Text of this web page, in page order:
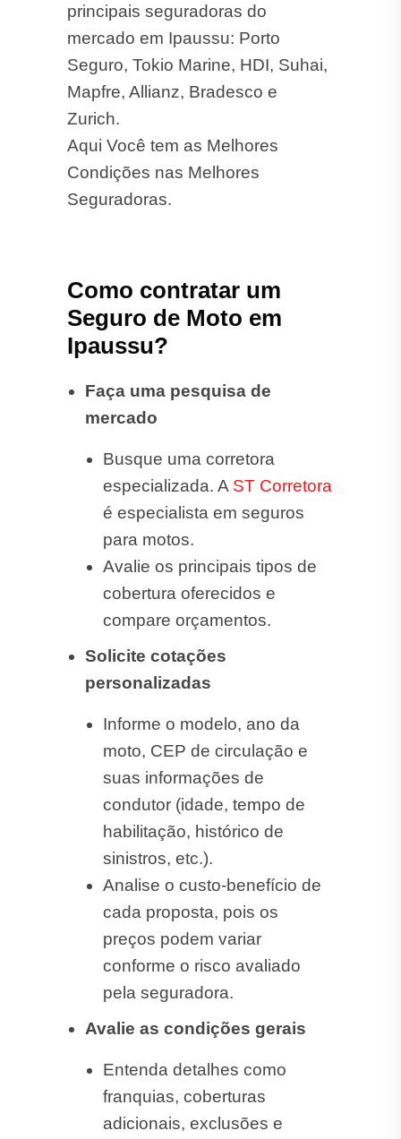
principais seguradoras do
mercado em Ipaussu: Porto
Seguro, Tokio Marine, HDI, Suhai,
Mapfre, Allianz, Bradesco e
Zurich.
Aqui Você tem as Melhores
Condições nas Melhores
Seguradoras.
Como contratar um
Seguro de Moto em
Ipaussu?
Faça uma pesquisa de
mercado
Busque uma corretora
especializada. A ST Corretora
é especialista em seguros
para motos.
Avalie os principais tipos de
cobertura oferecidos e
compare orçamentos.
Solicite cotações
personalizadas
Informe o modelo, ano da
moto, CEP de circulação e
suas informações de
condutor (idade, tempo de
habilitação, histórico de
sinistros, etc.).
Analise o custo-benefício de
cada proposta, pois os
preços podem variar
conforme o risco avaliado
pela seguradora.
Avalie as condições gerais
Entenda detalhes como
franquias, coberturas
adicionais, exclusões e